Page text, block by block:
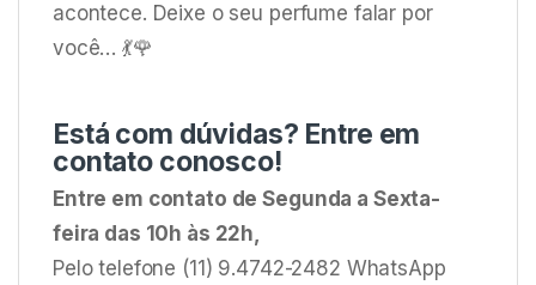
acontece. Deixe o seu perfume falar por
você… 💃🌹
Está com dúvidas? Entre em
contato conosco!
Entre em contato de Segunda a Sexta-
feira das 10h às 22h,
Pelo telefone (11) 9.4742-2482 WhatsApp